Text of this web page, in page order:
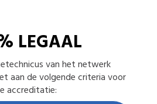
LEGAAL
van het netwerk
aan de volgende criteria voor
accreditatie: